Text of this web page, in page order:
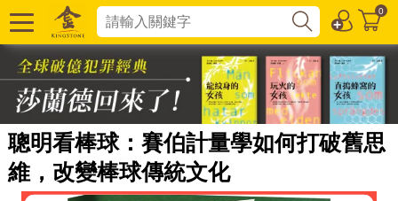
0
聰明看棒球：賽伯計量學如何打破舊思
維，改變棒球傳統文化